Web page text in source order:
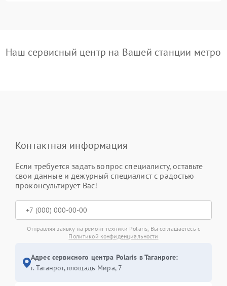
Наш сервисный центр на Вашей станции метро
Контактная информация
Если требуется задать вопрос специалисту, оставьте
свои данные и дежурный специалист с радостью
проконсультирует Вас!
Отправляя заявку на ремонт техники Polaris, Вы соглашаетесь с
Политикой конфиденциальности
Адрес сервисного центра Polaris в Таганроге:
г. Таганрог, площадь Мира, 7